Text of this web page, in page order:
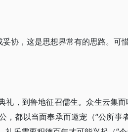
妥协，这是思想界常有的思路。可
礼，到鲁地征召儒生。众生云集
，都以当面奉承而邀宠（“公所事